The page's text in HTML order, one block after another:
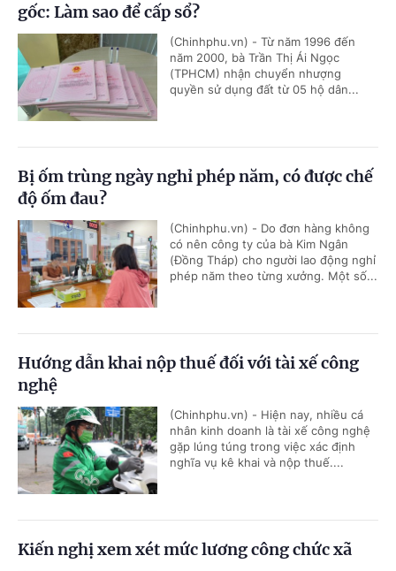
gốc: Làm sao để cấp sổ?
(Chinhphu.vn) - Từ năm 1996 đến
năm 2000, bà Trần Thị Ái Ngọc
(TPHCM) nhận chuyển nhượng
quyền sử dụng đất từ 05 hộ dân...
Bị ốm trùng ngày nghỉ phép năm, có được chế
độ ốm đau?
(Chinhphu.vn) - Do đơn hàng không
có nên công ty của bà Kim Ngân
(Đồng Tháp) cho người lao động nghỉ
phép năm theo từng xưởng. Một số...
Hướng dẫn khai nộp thuế đối với tài xế công
nghệ
(Chinhphu.vn) - Hiện nay, nhiều cá
nhân kinh doanh là tài xế công nghệ
gặp lúng túng trong việc xác định
nghĩa vụ kê khai và nộp thuế....
Kiến nghị xem xét mức lương công chức xã